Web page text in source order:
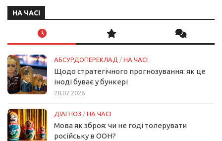
НА ЧАСІ
АБСУРДОПЕРЕКЛАД / НА ЧАСІ
Щодо стратегічного прогнозування: як це
іноді буває у бункері
28.07.2026
ДІАГНОЗ / НА ЧАСІ
Мова як зброя: чи не годі толерувати
російську в ООН?